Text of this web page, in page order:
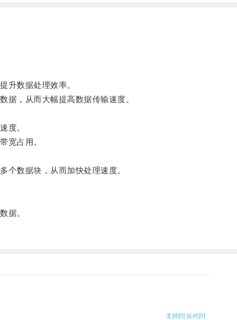
升数据处理效率。
，从而大幅提高数据传输速度。
度。
宽占用。
数据块，从而加快处理速度。
据。
支持[0] 反对[0]